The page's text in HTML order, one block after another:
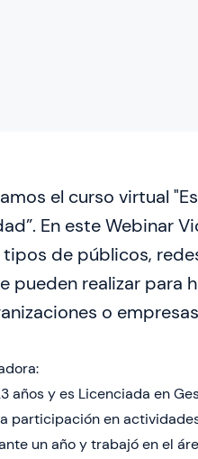
el curso virtual
En este Webinar
de públicos,
pueden realizar para
o
años y es Licenciada en
participación en
un año y trabajó en el